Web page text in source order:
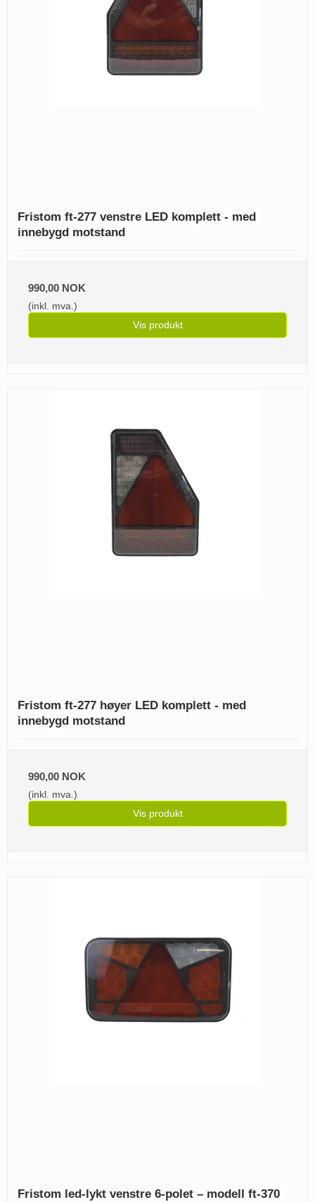
Fristom ft-277 venstre LED komplett - med
innebygd motstand
990,00 NOK
(inkl. mva.)
Vis produkt
Fristom ft-277 høyer LED komplett - med
innebygd motstand
990,00 NOK
(inkl. mva.)
Vis produkt
Fristom led-lykt venstre 6-polet – modell ft-370